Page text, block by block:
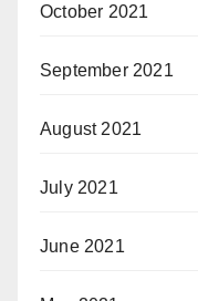
October 2021
September 2021
August 2021
July 2021
June 2021